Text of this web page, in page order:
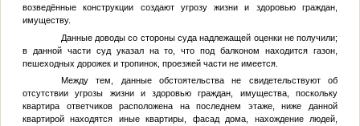
возведённые конструкции создают угрозу жизни и здоровью граждан,
имуществу.
Данные доводы со стороны суда надлежащей оценки не получили;
в данной части суд указал на то, что под балконом находится газон,
пешеходных дорожек и тропинок, проезжей части не имеется.
Между тем, данные обстоятельства не свидетельствуют об
отсутствии угрозы жизни и здоровью граждан, имущества, поскольку
квартира ответчиков расположена на последнем этаже, ниже данной
квартирой находятся иные квартиры, фасад дома, нахождение людей,